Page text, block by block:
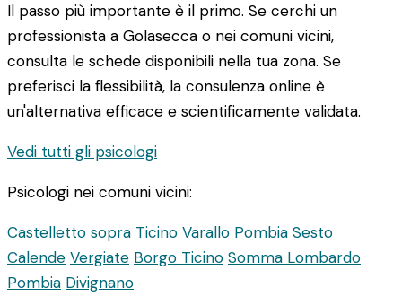
Il passo più importante è il primo. Se cerchi un
professionista a Golasecca o nei comuni vicini,
consulta le schede disponibili nella tua zona. Se
preferisci la flessibilità, la consulenza online è
un'alternativa efficace e scientificamente validata.
Vedi tutti gli psicologi
Psicologi nei comuni vicini:
Castelletto sopra Ticino Varallo Pombia Sesto
Calende Vergiate Borgo Ticino Somma Lombardo
Pombia Divignano